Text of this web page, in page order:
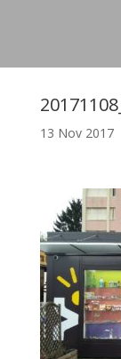
13 Nov 2017